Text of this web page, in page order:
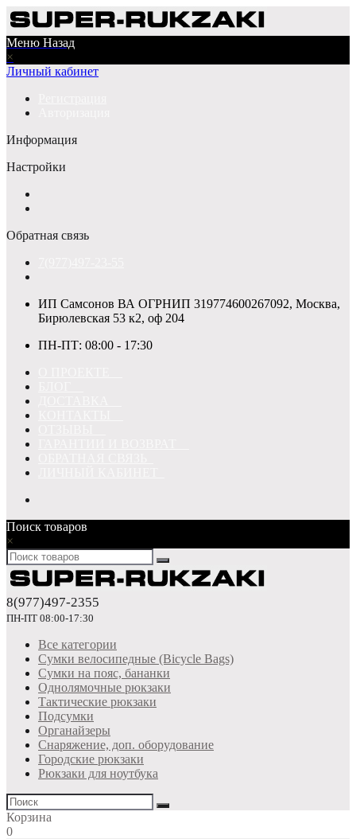
Меню Назад
×
Личный кабинет
Информация
Настройки
Обратная связь
ИП Самсонов ВА ОГРНИП 319774600267092, Москва,
Бирюлевская 53 к2, оф 204
ПН-ПТ: 08:00 - 17:30
Поиск товаров
×
8(977)497-2355
ПН-ПТ 08:00-17:30
Все категории
Сумки велосипедные (Bicycle Bags)
Сумки на пояс, бананки
Однолямочные рюкзаки
Тактические рюкзаки
Подсумки
Органайзеры
Снаряжение, доп. оборудование
Городские рюкзаки
Рюкзаки для ноутбука
Корзина
0